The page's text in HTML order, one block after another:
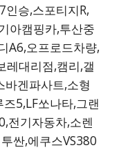
인승,스포티지R,
아캠핑카,투산중
A6,오프로드차량,
레대리점,캠리,갤
겐파사트,소형
5,LF쏘나타,그랜
전기자동차,소렌
싼,에쿠스VS380